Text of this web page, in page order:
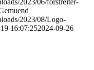
2023/08/Logo-
16:07:252024-09-26